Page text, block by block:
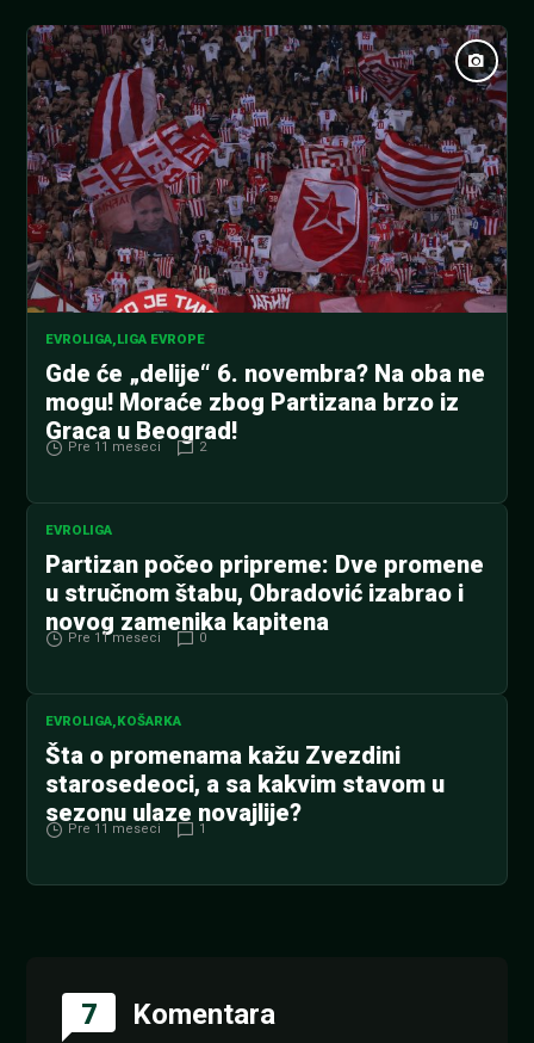
EVROLIGA,LIGA EVROPE
Gde će „delije“ 6. novembra? Na oba ne
mogu! Moraće zbog Partizana brzo iz
Graca u Beograd!
Pre 11 meseci 2
EVROLIGA
Partizan počeo pripreme: Dve promene
u stručnom štabu, Obradović izabrao i
novog zamenika kapitena
Pre 11 meseci 0
EVROLIGA,KOŠARKA
Šta o promenama kažu Zvezdini
starosedeoci, a sa kakvim stavom u
sezonu ulaze novajlije?
Pre 11 meseci 1
7 Komentara